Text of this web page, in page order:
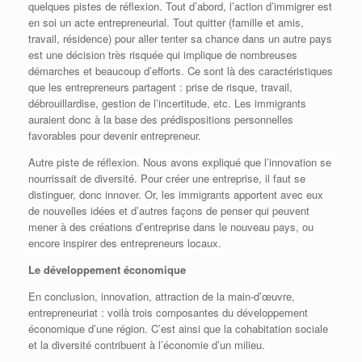
quelques pistes de réflexion. Tout d’abord, l’action d’immigrer est
en soi un acte entrepreneurial. Tout quitter (famille et amis,
travail, résidence) pour aller tenter sa chance dans un autre pays
est une décision très risquée qui implique de nombreuses
démarches et beaucoup d’efforts. Ce sont là des caractéristiques
que les entrepreneurs partagent : prise de risque, travail,
débrouillardise, gestion de l’incertitude, etc. Les immigrants
auraient donc à la base des prédispositions personnelles
favorables pour devenir entrepreneur.
Autre piste de réflexion. Nous avons expliqué que l’innovation se
nourrissait de diversité. Pour créer une entreprise, il faut se
distinguer, donc innover. Or, les immigrants apportent avec eux
de nouvelles idées et d’autres façons de penser qui peuvent
mener à des créations d’entreprise dans le nouveau pays, ou
encore inspirer des entrepreneurs locaux.
Le développement économique
En conclusion, innovation, attraction de la main-d’œuvre,
entrepreneuriat : voilà trois composantes du développement
économique d’une région. C’est ainsi que la cohabitation sociale
et la diversité contribuent à l’économie d’un milieu.